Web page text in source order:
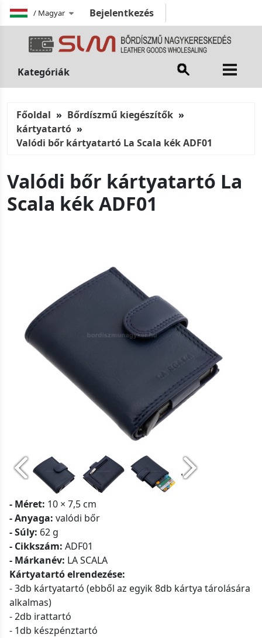
/ Magyar Bejelentkezés
Kategóriák
Főoldal
Bőrdíszmű kiegészítők
kártyatartó
Valódi bőr kártyatartó La Scala kék ADF01
Valódi bőr kártyatartó La
Scala kék ADF01
- Méret: 10 × 7,5 cm
- Anyaga: valódi bőr
- Súly: 62 g
- Cikkszám: ADF01
- Márkanév: LA SCALA
Kártyatartó elrendezése:
- 3db kártyatartó (ebből az egyik 8db kártya tárolására
alkalmas)
- 2db irattartó
- 1db készpénztartó